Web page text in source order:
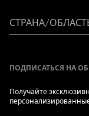
СТРАНА/
ПОДПИСАТЬСЯ НА
Получайте